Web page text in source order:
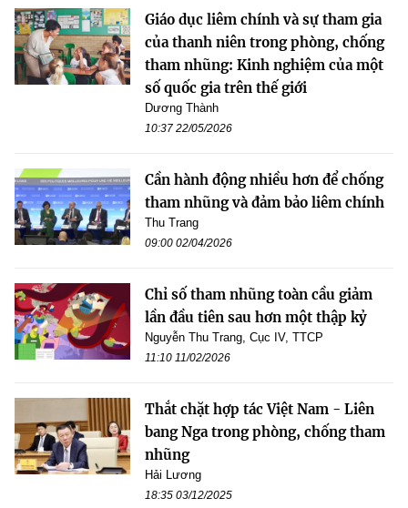
Giáo dục liêm chính và sự tham gia
của thanh niên trong phòng, chống
tham nhũng: Kinh nghiệm của một
số quốc gia trên thế giới
Dương Thành
10:37 22/05/2026
Cần hành động nhiều hơn để chống
tham nhũng và đảm bảo liêm chính
Thu Trang
09:00 02/04/2026
Chỉ số tham nhũng toàn cầu giảm
lần đầu tiên sau hơn một thập kỷ
Nguyễn Thu Trang, Cục IV, TTCP
11:10 11/02/2026
Thắt chặt hợp tác Việt Nam - Liên
bang Nga trong phòng, chống tham
nhũng
Hải Lương
18:35 03/12/2025